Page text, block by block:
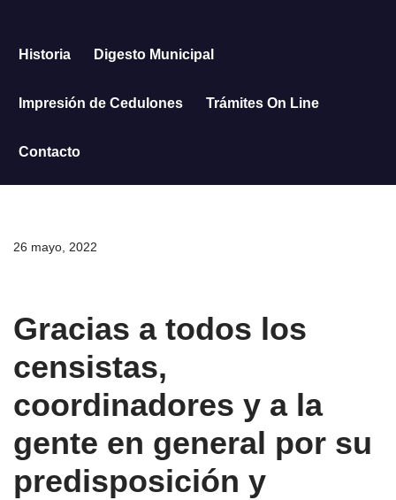
Saltar
Historia Digesto Municipal
Impresión de Cedulones Trámites On Line
Contacto
26 mayo, 2022
Gracias a todos los
censistas,
coordinadores y a la
gente en general por su
predisposición y